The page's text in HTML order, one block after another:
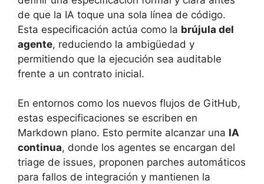
de que la IA toque una sola línea de código.
Esta especificación actúa como la brújula del
agente, reduciendo la ambigüedad y
permitiendo que la ejecución sea auditable
frente a un contrato inicial.
En entornos como los nuevos flujos de GitHub,
estas especificaciones se escriben en
Markdown plano. Esto permite alcanzar una IA
continua, donde los agentes se encargan del
triage de issues, proponen parches automáticos
para fallos de integración y mantienen la